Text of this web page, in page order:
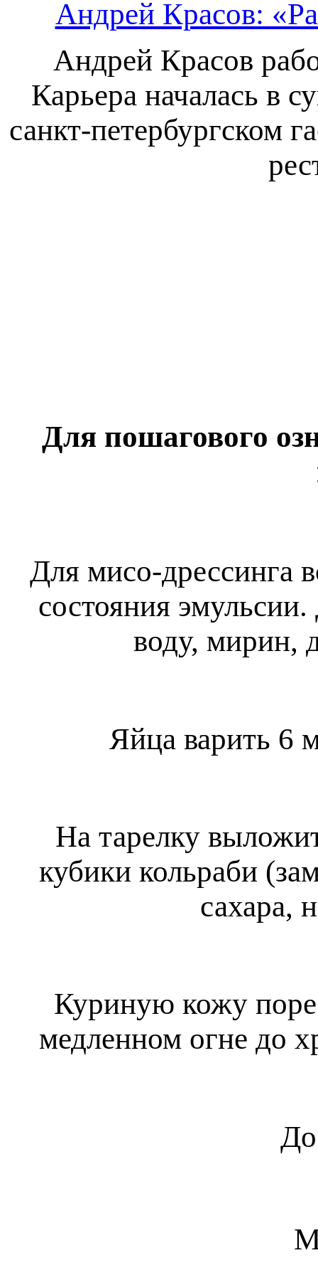
Андрей Красов:
Андрей Красов
Карьера началась в
санкт-петербургском
Для пошагового
Для мисо-дрессинга
состояния
воду, мирин,
Яйца варить 6
На тарелку
кубики кольраби
сахара,
Куриную кожу
медленном огне до